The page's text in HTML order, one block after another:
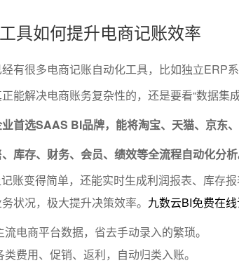
具如何提升电商记账效率
有很多电商记账自动化工具，比如独立ERP
能解决电商账务复杂性的，还是要看“数据集成
首选SAAS BI品牌，能将淘宝、天猫、京东
库存、财务、会员、绩效等全流程自动化分析
账变得简单，还能实时生成利润报表、库存
状况，极大提升决策效率。 九数云BI免费在
电商平台数据，省去手动录入的繁琐。
费用、促销、返利，自动归类入账。